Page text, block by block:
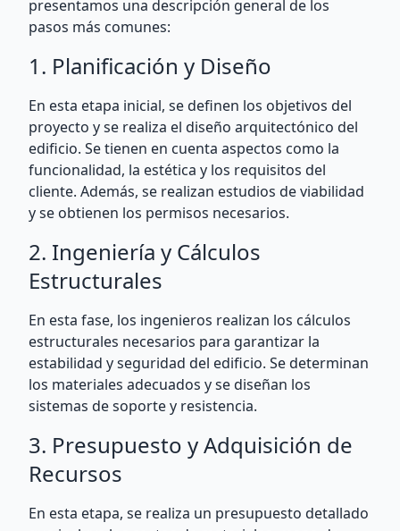
presentamos una descripción general de los
pasos más comunes:
1. Planificación y Diseño
En esta etapa inicial, se definen los objetivos del
proyecto y se realiza el diseño arquitectónico del
edificio. Se tienen en cuenta aspectos como la
funcionalidad, la estética y los requisitos del
cliente. Además, se realizan estudios de viabilidad
y se obtienen los permisos necesarios.
2. Ingeniería y Cálculos
Estructurales
En esta fase, los ingenieros realizan los cálculos
estructurales necesarios para garantizar la
estabilidad y seguridad del edificio. Se determinan
los materiales adecuados y se diseñan los
sistemas de soporte y resistencia.
3. Presupuesto y Adquisición de
Recursos
En esta etapa, se realiza un presupuesto detallado